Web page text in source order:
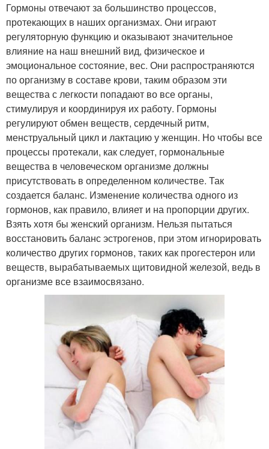
Гормоны отвечают за большинство процессов,
протекающих в наших организмах. Они играют
регуляторную функцию и оказывают значительное
влияние на наш внешний вид, физическое и
эмоциональное состояние, вес. Они распространяются
по организму в составе крови, таким образом эти
вещества с легкости попадают во все органы,
стимулируя и координируя их работу. Гормоны
регулируют обмен веществ, сердечный ритм,
менструальный цикл и лактацию у женщин. Но чтобы все
процессы протекали, как следует, гормональные
вещества в человеческом организме должны
присутствовать в определенном количестве. Так
создается баланс. Изменение количества одного из
гормонов, как правило, влияет и на пропорции других.
Взять хотя бы женский организм. Нельзя пытаться
восстановить баланс эстрогенов, при этом игнорировать
количество других гормонов, таких как прогестерон или
веществ, вырабатываемых щитовидной железой, ведь в
организме все взаимосвязано.